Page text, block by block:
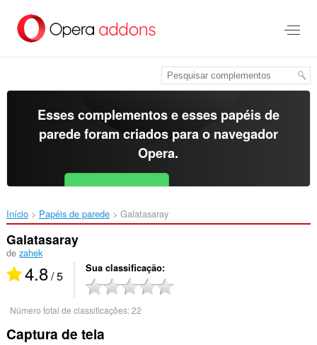
para
Esses complementos e esses papéis de
parede foram criados para o navegador
Opera.
Baixar o Opera Free for Android
Início Papéis de parede Galatasaray‎
Galatasaray
de zahek
4.8/ 5 Sua classificação
Número total de classificações:22
Captura de tela